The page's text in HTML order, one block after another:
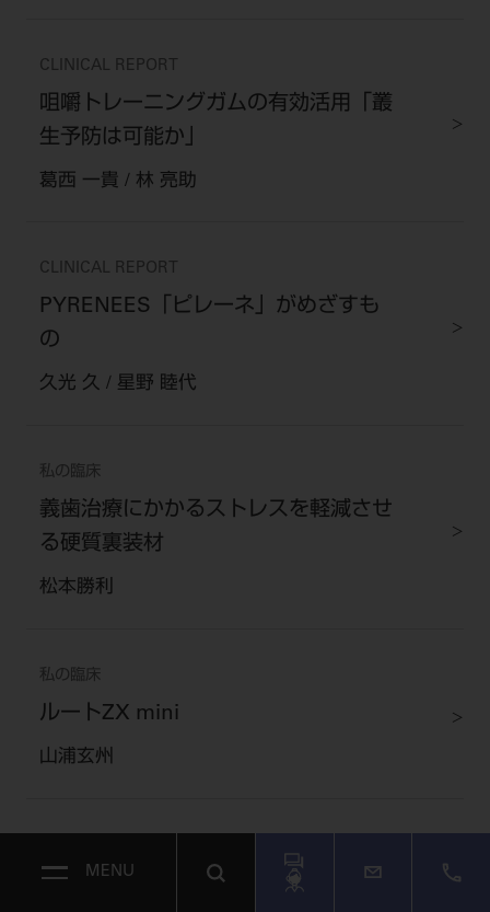
CLINICAL REPORT
咀嚼トレーニングガムの有効活用「叢
生予防は可能か」
葛西 一貴 / 林 亮助
CLINICAL REPORT
PYRENEES「ピレーネ」がめざすも
の
久光 久 / 星野 睦代
私の臨床
義歯治療にかかるストレスを軽減させ
る硬質裏装材
松本勝利
私の臨床
ルートZX mini
山浦玄州
Er：YAGレーザーでのLLLTの効果 術
MENU